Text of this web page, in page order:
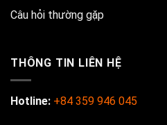
Câu hỏi thường gặp
THÔNG TIN LIÊN HỆ
Hotline: +84 359 946 045